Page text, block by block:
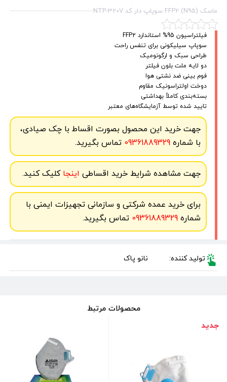
ماسک FFP2 (N95) سوپاپ دار کد NTP-320V
فیلتراسیون 95% استاندارد FFP2
سوپاپ سیلیکونی برای تنفس راحت
طراحی سبک و ارگونومیک
دو لایه ملت بلون فیلتر
فوم بینی ضد نشتی هوا
دوخت اولتراسونیک مقاوم
بسته‌بندی کاملاً بهداشتی
تایید شده توسط آزمایشگاه‌های معتبر
جهت خرید این محصول بصورت اقساط با چک صیادی،
با شماره09361889329 تماس بگیرید.
جهت مشاهده شرایط خرید اقساطی اینجاکلیک کنید.
برای خرید عمده شرکتی و سازمانی تجهیزات ایمنی با
شماره09361889329 تماس بگیرید.
تولید کننده: نانو پاک
محصولات مرتبط
جدید